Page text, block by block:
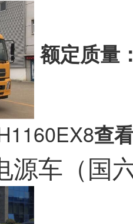
额定质量
查
源车（国